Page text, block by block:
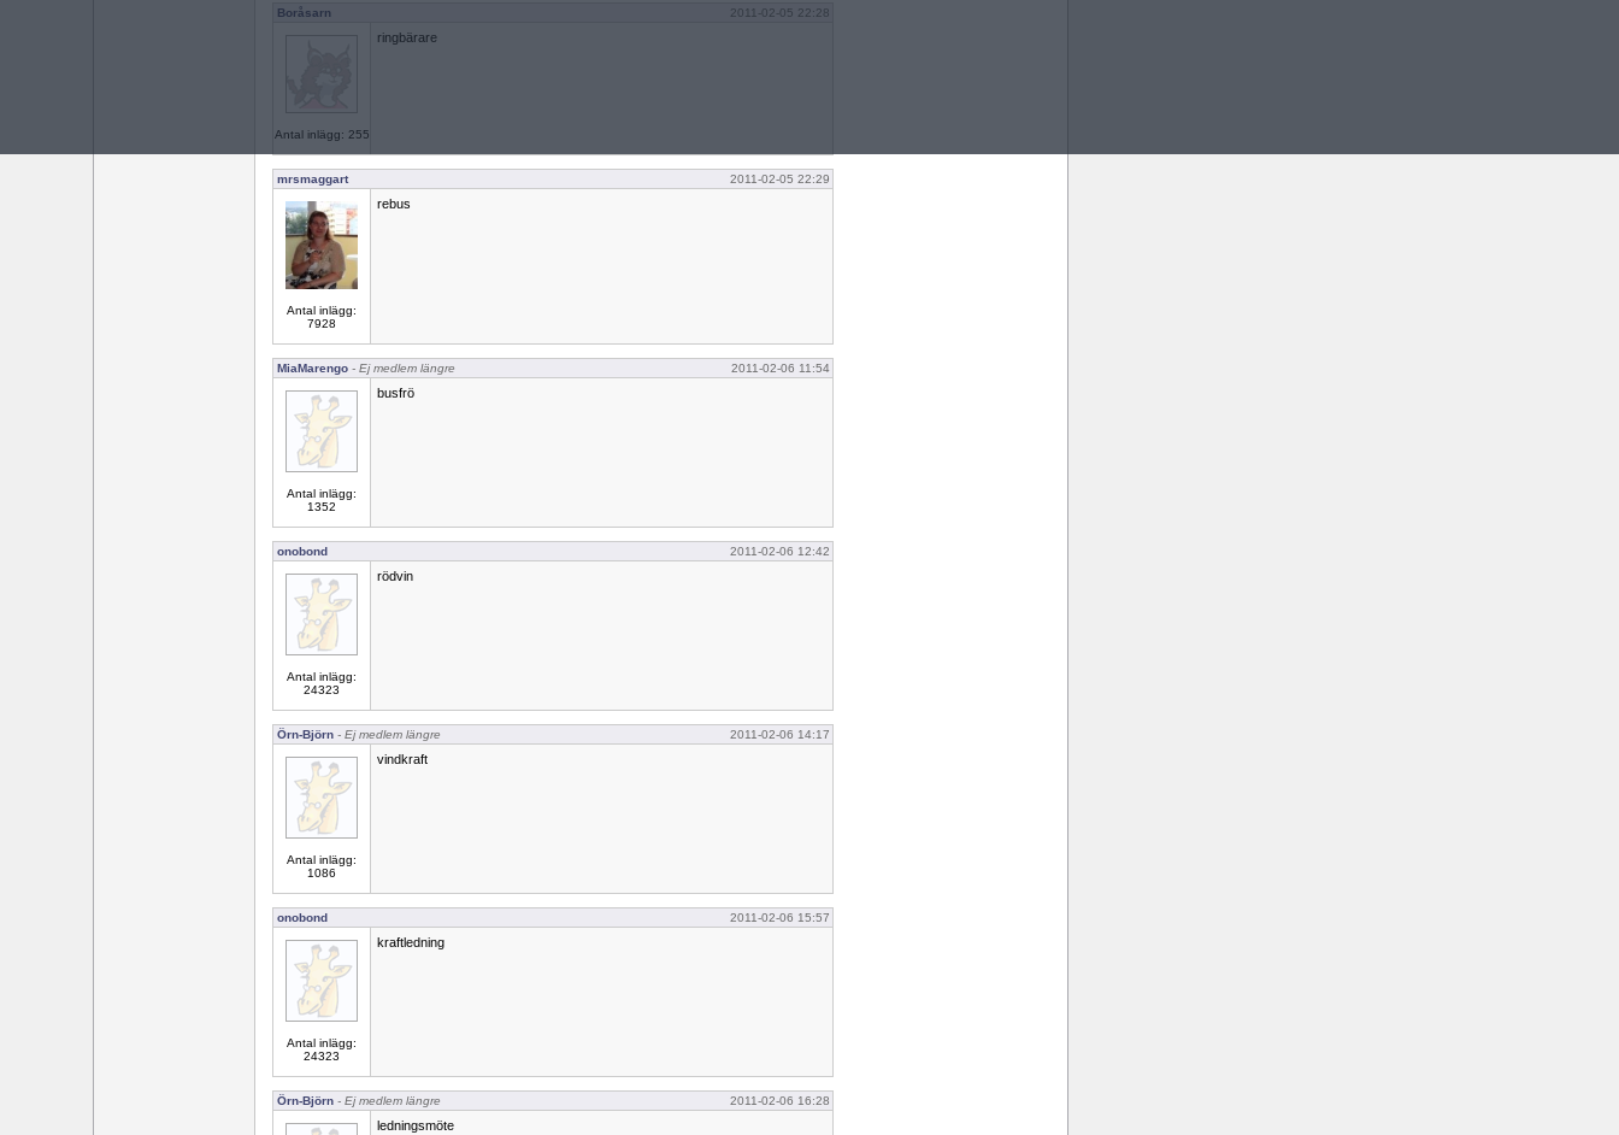
Boråsarn 2011-02-05 22:28
Antal inlägg: 255
ringbärare
mrsmaggart 2011-02-05 22:29
Antal inlägg:
7928
rebus
MiaMarengo - Ej medlem längre 2011-02-06 11:54
Antal inlägg:
1352
busfrö
onobond 2011-02-06 12:42
Antal inlägg:
24323
rödvin
Örn-Björn - Ej medlem längre 2011-02-06 14:17
Antal inlägg:
1086
vindkraft
onobond 2011-02-06 15:57
Antal inlägg:
24323
kraftledning
Örn-Björn - Ej medlem längre 2011-02-06 16:28
ledningsmöte